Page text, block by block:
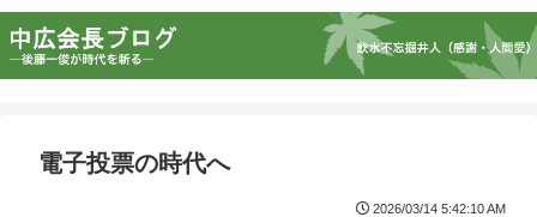
電子投票の時代へ
2026/03/14 5:42:10 AM